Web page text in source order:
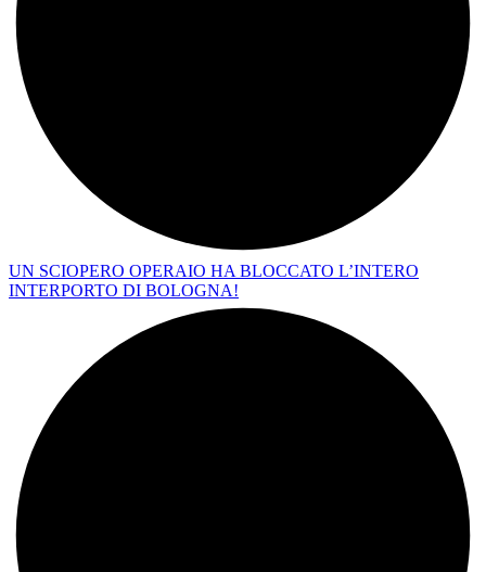
UN SCIOPERO OPERAIO HA BLOCCATO L’INTERO
INTERPORTO DI BOLOGNA!